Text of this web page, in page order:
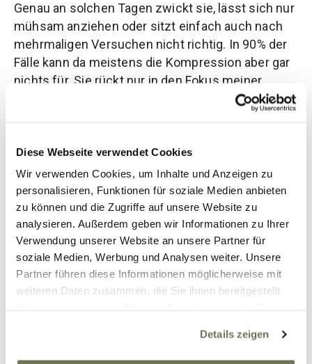
Diese Webseite verwendet Cookies
Wir verwenden Cookies, um Inhalte und Anzeigen zu
personalisieren, Funktionen für soziale Medien anbieten
zu können und die Zugriffe auf unsere Website zu
analysieren. Außerdem geben wir Informationen zu Ihrer
Verwendung unserer Website an unsere Partner für
soziale Medien, Werbung und Analysen weiter. Unsere
Partner führen diese Informationen möglicherweise mit
weiteren Daten zusammen, die Sie ihnen bereitgestellt
Cookies, wenn Sie unsere Webseite weiterhin nutzen.
Weitere Informationen finden Sie in unserer
Details zeigen
Genau an solchen Tagen zwickt sie, lässt sich nur
mühsam anziehen oder sitzt einfach auch nach
mehrmaligen Versuchen nicht richtig. In 90% der
Fälle kann da meistens die Kompression aber gar
nichts für. Sie rückt nur in den Fokus meiner
schlechten Laune. Doch an Tagen, die grau und
blöd und langweilig sind, kann sie mir manchmal
eine meiner bunten Farben und diese hellen mir
den Tag dann auf!
Als ich die „powerful pink“ Strumpfhose von Juzo
bekommen habe, war ich ganz aufgeregt und
habe sofort nach passenden Styles gesucht. Mein
Papa konnte meine Freude nicht so verstehen. Er
meinte, dass es doch viel besser wäre, wenn ich
die Kompression nicht bräuchte. Aber ja, lieber